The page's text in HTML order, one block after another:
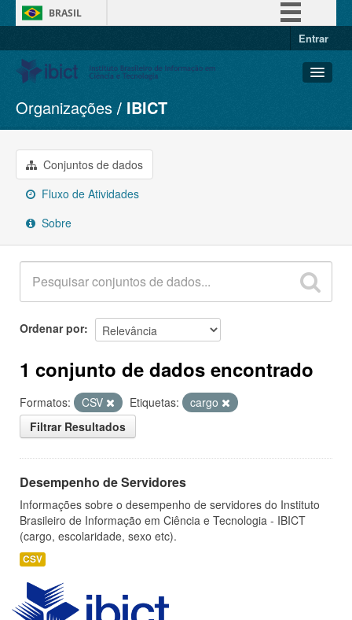
BRASIL
Entrar
Conjuntos de dados
Organizações
Grupos
Sobre
Organizações IBICT
Conjuntos de dados
Fluxo de Atividades
Sobre
Ordenar por
1 conjunto de dados encontrado
Formatos: CSV Etiquetas:
cargo
Filtrar Resultados
Desempenho de Servidores
Informações sobre o desempenho de servidores do Instituto
Brasileiro de Informação em Ciência e Tecnologia - IBICT
(cargo, escolaridade, sexo etc).
CSV